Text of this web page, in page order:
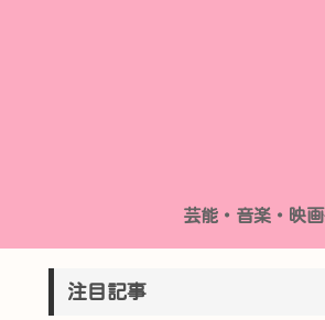
芸能・音楽・映画
注目記事